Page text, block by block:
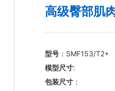
高级臀部肌
型号 ：SMF153/T2+
模型尺寸:
包装尺寸 ：